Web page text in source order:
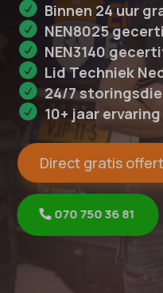
Binnen 24 uur
NEN8025
NEN3140
Lid Techniek
24/7
10+ jaar ervaring
Direct gratis
070 750 36 81